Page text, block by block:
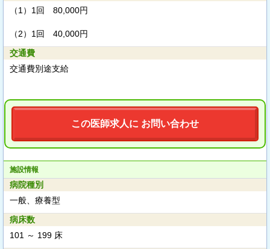
（1） 1回 80,000円
（2） 1回 40,000円
交通費
交通費別途支給
この医師求人に お問い合わせ
施設情報
病院種別
一般、療養型
病床数
101 ～ 199 床